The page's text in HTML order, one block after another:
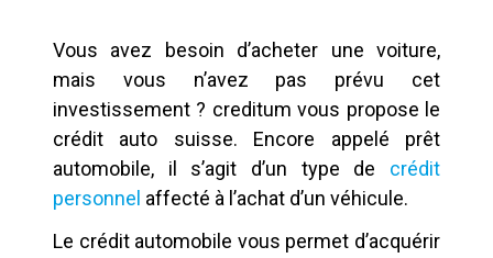
Vous avez besoin d’acheter une voiture,
mais vous n’avez pas prévu cet
investissement ? creditum vous propose le
crédit auto suisse. Encore appelé prêt
automobile, il s’agit d’un type de crédit
personnel affecté à l’achat d’un véhicule.
Le crédit automobile vous permet d’acquérir